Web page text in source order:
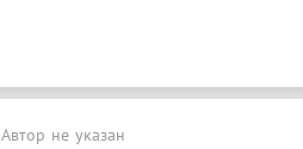
Автор не указан